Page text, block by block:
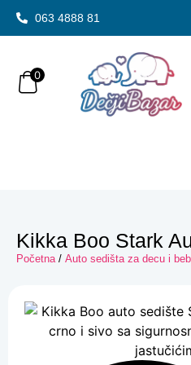
063 4888 81
0
Kikka Boo Stark
Početna / Auto sedišta za decu i